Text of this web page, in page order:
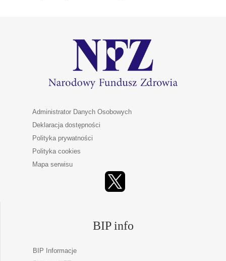
Administrator Danych Osobowych
Deklaracja dostępności
Polityka prywatności
Polityka cookies
Mapa serwisu
BIP info
BIP Informacje